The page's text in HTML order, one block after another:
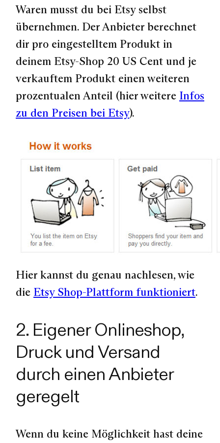
Waren musst du bei Etsy selbst
übernehmen. Der Anbieter berechnet
dir pro eingestelltem Produkt in
deinem Etsy-Shop 20 US Cent und je
verkauftem Produkt einen weiteren
prozentualen Anteil (hier weitere Infos
zu den Preisen bei Etsy).
Hier kannst du genau nachlesen, wie
die Etsy Shop-Plattform funktioniert.
2. Eigener Onlineshop,
Druck und Versand
durch einen Anbieter
geregelt
Wenn du keine Möglichkeit hast deine